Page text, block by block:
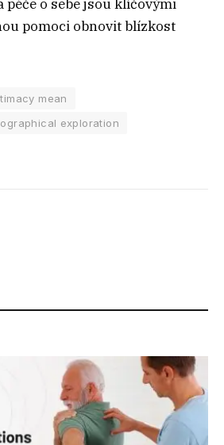
o sebe jsou klíčovými
pomoci obnovit blízkost
mean
exploration